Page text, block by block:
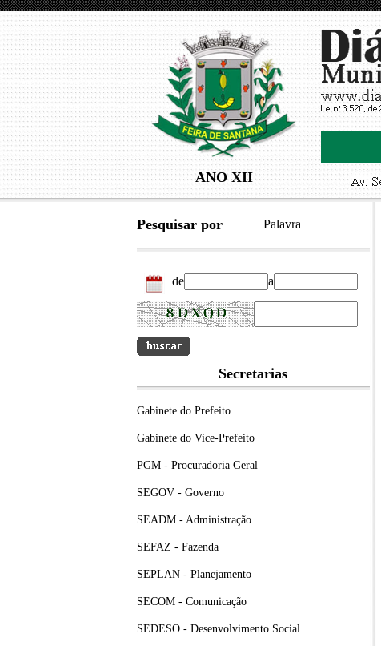
ANO XII
Pesquisar por Palavra
de a
Secretarias
Gabinete do Prefeito
Gabinete do Vice-Prefeito
PGM - Procuradoria Geral
SEGOV - Governo
SEADM - Administração
SEFAZ - Fazenda
SEPLAN - Planejamento
SECOM - Comunicação
SEDESO - Desenvolvimento Social